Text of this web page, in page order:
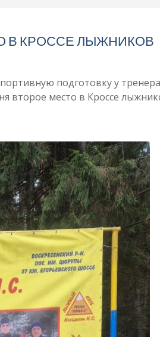
В КРОССЕ ЛЫЖНИКОВ
подготовку у
второе место в Кроссе